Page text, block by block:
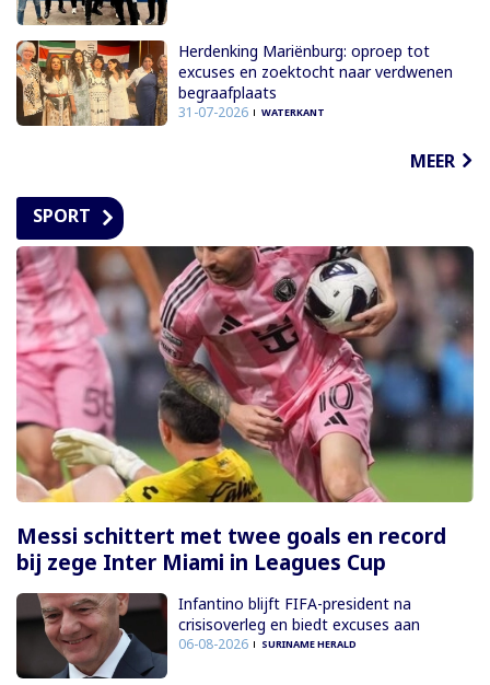
Herdenking Mariënburg: oproep tot
excuses en zoektocht naar verdwenen
begraafplaats
31-07-2026 WATERKANT
MEER
SPORT
Messi schittert met twee goals en record
bij zege Inter Miami in Leagues Cup
Infantino blijft FIFA-president na
crisisoverleg en biedt excuses aan
06-08-2026 SURINAME HERALD